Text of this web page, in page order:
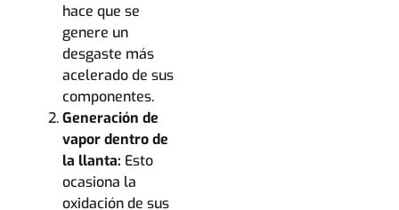
hace que se
genere un
desgaste más
acelerado de sus
componentes.
Generación de
vapor dentro de
la llanta: Esto
ocasiona la
oxidación de sus